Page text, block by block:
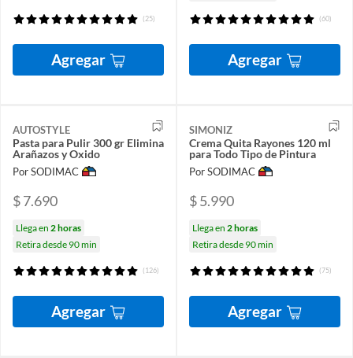
(25)
Agregar
(60)
Agregar
AUTOSTYLE
Pasta para Pulir 300 gr Elimina
Arañazos y Oxido
Por SODIMAC
$ 7.690
Llega en 2 horas
Retira desde 90 min
(126)
Agregar
SIMONIZ
Crema Quita Rayones 120 ml
para Todo Tipo de Pintura
Por SODIMAC
$ 5.990
Llega en 2 horas
Retira desde 90 min
(75)
Agregar